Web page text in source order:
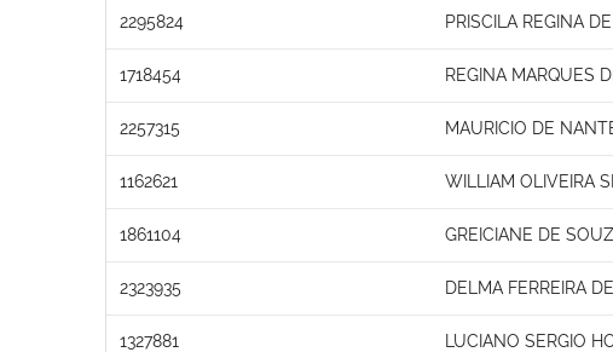
2295824 PRISCILA REGINA
1718454 REGINA MARQUES
2257315 MAURICIO DE
1162621 WILLIAM OLIVEIRA
1861104 GREICIANE DE
2323935 DELMA FERREIRA
1327881 LUCIANO SERGIO